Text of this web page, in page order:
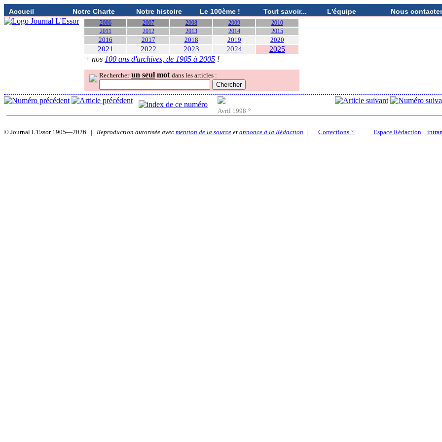
Accueil Notre Charte Notre histoire Le 100ème ! Tout savoir... L'équipe Nous contacter
2006 2007 2008 2009
2010
2011
2012 2013 2014 2015
2016 2017 2018 2019 2020
2021 2022 2023 2024
2025
+ nos 100 ans d'archives, de 1905 à 2005 !
Rechercher un seul mot dans les articles :
Avril 1998 °
Espace Rédaction
© Journal L'Essor 1905—2026 | Reproduction autorisée avec mention de la source et annonce à la Rédaction | Corrections ?